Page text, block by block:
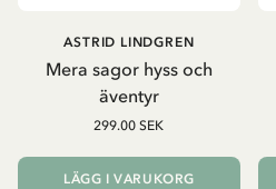
Mera sagor hyss och
äventyr
ASTRID LINDGREN
299.00 SEK
LÄGG I VARUKORG